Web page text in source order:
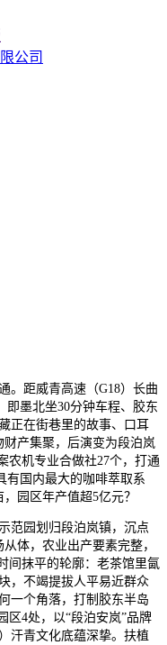
距威青高速（G18）长曲
即墨北坐30分钟车程、胶东
正在街巷里的故事、口耳
产集聚，后演变为段泊岚
农机专业合做社27个，打通
有国内最大的咖啡萃取系
园区年产值超5亿元？
园划归段泊岚镇，沉点
体，农业出产要素完整，
间抹平的轮廓：老茶馆里氤
，不竭提拔人平易近群众
一个角落，打制胶东半岛
区4处，以“段泊安岚”品牌
汗青文化底蕴深挚。扶植